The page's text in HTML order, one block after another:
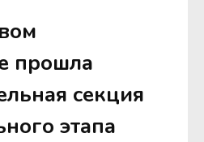
прошла
секция
этапа